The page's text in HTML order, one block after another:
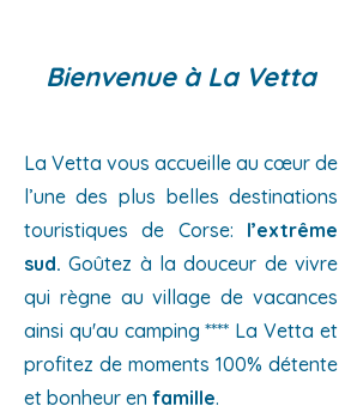
Bienvenue à La Vetta
La Vetta vous accueille au cœur de
l’une des plus belles destinations
touristiques de Corse: l’extrême
sud.Goûtez à la douceur de vivre
qui règne au village de vacances
ainsi qu'au camping**** La Vetta et
profitez de moments 100% détente
et bonheur en famille.